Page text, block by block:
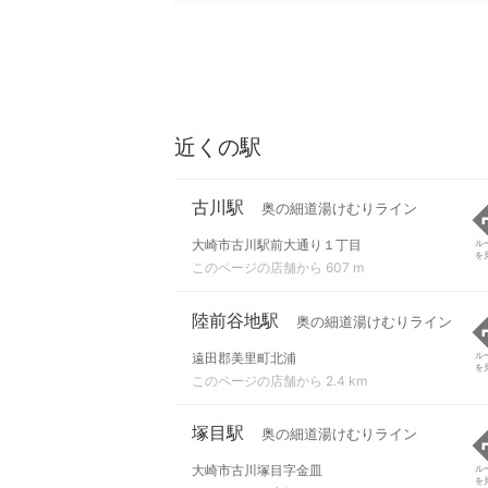
近くの駅
古川駅 奥の細道湯けむりライン
大崎市古川駅前大通り１丁目
このページの店舗から 607 m
ル
を
陸前谷地駅 奥の細道湯けむりライン
遠田郡美里町北浦
このページの店舗から 2.4 km
ル
を
塚目駅 奥の細道湯けむりライン
大崎市古川塚目字金皿
ル
を